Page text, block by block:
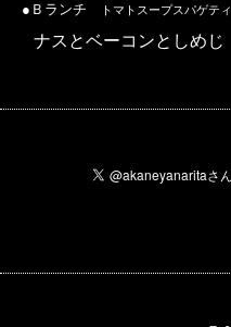
●Ｂランチ トマトスープスパゲティ
ナスとベーコンとしめじ